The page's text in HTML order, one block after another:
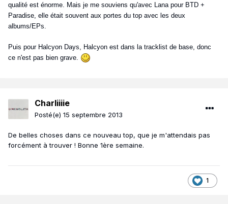
qualité est énorme. Mais je me souviens qu'avec Lana pour BTD +
Paradise, elle était souvent aux portes du top avec les deux
albums/EPs.
Puis pour Halcyon Days, Halcyon est dans la tracklist de base, donc
ce n'est pas bien grave.
Charliiiie
Posté(e) 15 septembre 2013
De belles choses dans ce nouveau top, que je m'attendais pas
forcément à trouver ! Bonne 1ère semaine.
1